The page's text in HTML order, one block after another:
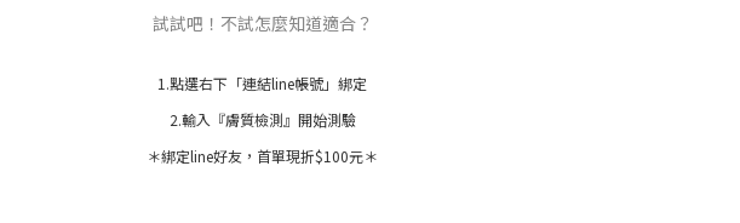
試試吧！不試怎麼知道適合？
1.點選右下「連結line帳號」綁定
2.輸入『膚質檢測』開始測驗
＊綁定line好友，首單現折$100元＊